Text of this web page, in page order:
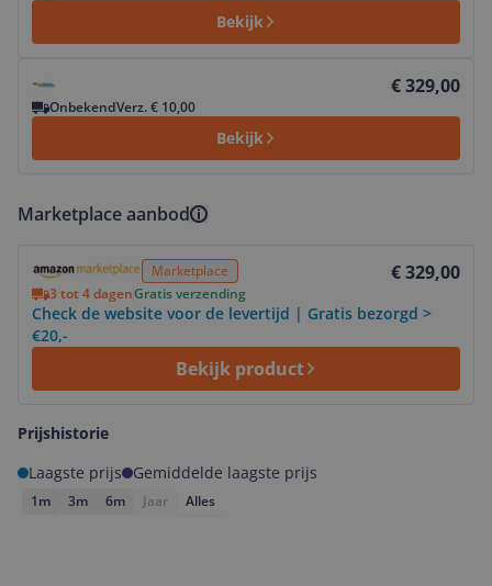
Bekijk
€ 329,00
OnbekendVerz. € 10,00
Bekijk
Marketplace aanbod
Marketplace € 329,00
3 tot 4 dagenGratis verzending
Check de website voor de levertijd | Gratis bezorgd >
€20,-
Bekijk product
Prijshistorie
Laagste prijs
Gemiddelde laagste prijs
1m 3m 6m Jaar Alles